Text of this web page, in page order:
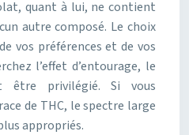
quant à lui, ne contient
autre composé. Le choix
vos préférences et de vos
l’effet d’entourage, le
être privilégié. Si vous
de THC, le spectre large
appropriés.